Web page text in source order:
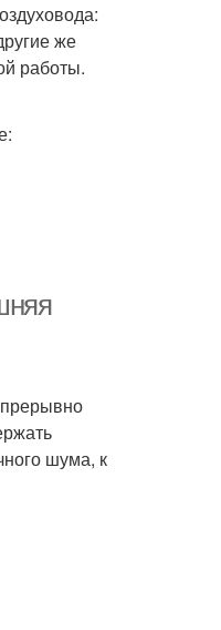
же
работы.
шума, к